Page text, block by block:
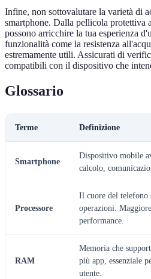
Infine, non sottovalutare la varietà di
smartphone. Dalla pellicola protettiva
possono arricchire la tua esperienza
funzionalità come la resistenza
estremamente utili. Assicurati di
compatibili con il dispositivo che
Glossario
Terme Definizione
Smartphone
Dispositivo mobile
calcolo,
Processore
Il cuore del telefono
operazioni.
performance.
RAM
Memoria che
più app, essenziale
utente.